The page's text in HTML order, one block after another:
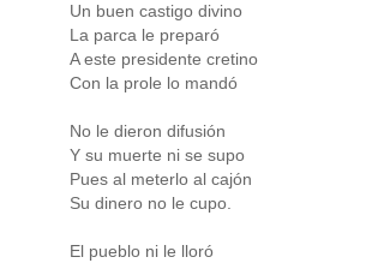
Un buen castigo divino
La parca le preparó
A este presidente cretino
Con la prole lo mandó
No le dieron difusión
Y su muerte ni se supo
Pues al meterlo al cajón
Su dinero no le cupo.
El pueblo ni le lloró